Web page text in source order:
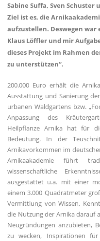
Sabine Suffa, Sven Schuster
Ziel ist es, die
aufzustellen. Deswegen war
Klaus Löffler und mir
dieses Projekt im Rahmen
zu unterstützen“.
200.000 Euro erhält die
Ausstattung und Sanierung
urbanen Waldgartens bzw.
Anpassung des
Heilpflanze Arnika hat für
Bedeutung. In der
Arnikavorkommen im
Arnikaakademie führt
wissenschaftliche
ausgestattet u.a. mit einer
einem 3.000 Quadratmeter
Vermittlung von Wissen,
die Nutzung der Arnika darauf
Neugründungen anzubieten,
zu wecken, Inspirationen